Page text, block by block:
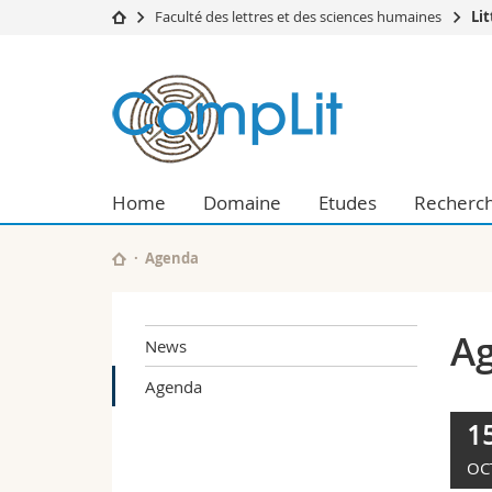
Université
Etudes
Campus
Recherche
Formation continue
Sciences
Sciences
Faculté des lettres et des sciences humaines
Institut
de
littérature
générale
et
comparée
Home Domaine Etudes
Agenda
News
Agenda